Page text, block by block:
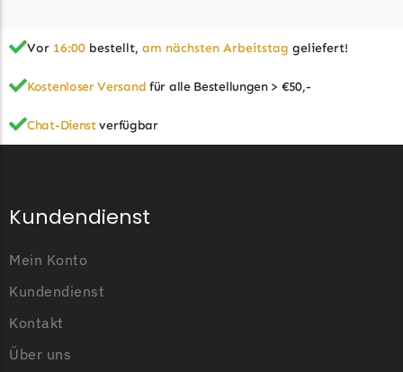
Begrenzungsdraht
Mowox
Mowox Messer
Begrenzungsdraht
NAC
NAC Messer
Begrenzungsdraht
Orbex
Typ
Drahtstärke
Länge der
Vor 16:00 bestellt, am nächsten Arbeitstag geliefert!
Kostenloser Versand für alle Bestellungen > €50,-
Chat-Dienstverfügbar
Kundendienst
Mein Konto
Kundendienst
Kontakt
Über uns